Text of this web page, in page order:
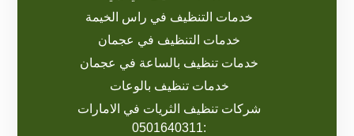
خدمات التنظيف في راس الخيمة
خدمات التنظيف في عجمان
خدمات تنظيف بالساعة في عجمان
خدمات تنظيف بالوعات
شركات تنظيف الثريات في الامارات
:0501640311